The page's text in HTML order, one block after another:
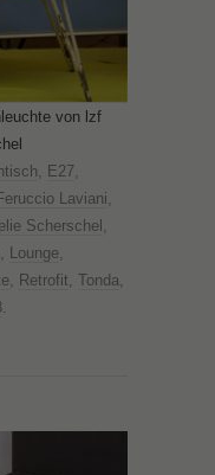
von lzf
E27
Laviani
Scherschel
Lounge
Retrofit Tonda